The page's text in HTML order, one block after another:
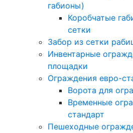
габионы)
Коробчатые
сетки
Забор из сетки
Инвентарные
площадки
Ограждения евро-
Ворота для
Временные
стандарт
Пешеходные